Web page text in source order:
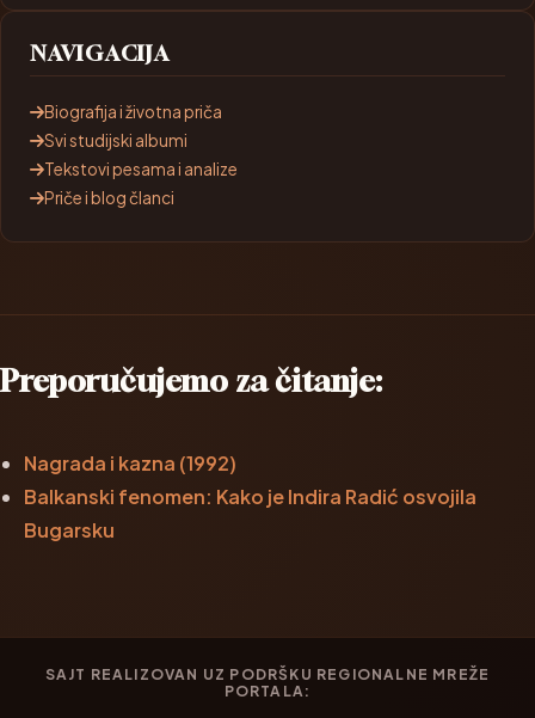
NAVIGACIJA
Biografija i životna priča
Svi studijski albumi
Tekstovi pesama i analize
Priče i blog članci
Preporučujemo za čitanje:
Nagrada i kazna (1992)
Balkanski fenomen: Kako je Indira Radić osvojila
Bugarsku
SAJT REALIZOVAN UZ PODRŠKU REGIONALNE MREŽE
PORTALA: